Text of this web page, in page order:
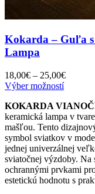
Kokarda – Guľa
Lampa
18,00€ – 25,00€Price
through
25,00€
Výber možnostíTento
má
viacero
si
môžete
vybrať
na
KOKARDA
keramická lampa v
mašľou. Tento
symbol sviatkov v
jednej univerzálnej
sviatočnej výzdoby. Na
ochrannými prvkami
estetickú hodnotu s